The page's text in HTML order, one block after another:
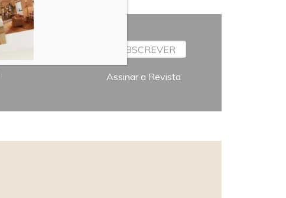
SUBSCREVER
Assinar a Revista